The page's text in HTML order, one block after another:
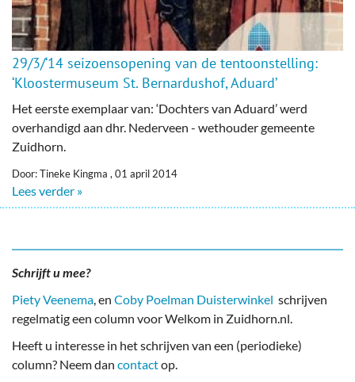
29/3/‘14 seizoensopening van de tentoonstelling:
‘Kloostermuseum St. Bernardushof, Aduard’
Het eerste exemplaar van: ‘Dochters van Aduard’ werd
overhandigd aan dhr. Nederveen - wethouder gemeente
Zuidhorn.
Door: Tineke Kingma , 01 april 2014
Lees verder »
Schrijft u mee?
Piety Veenema , en Coby Poelman Duisterwinkel schrijven
regelmatig een column voor Welkom in Zuidhorn.nl.
Heeft u interesse in het schrijven van een (periodieke)
column? Neem dan contactop.